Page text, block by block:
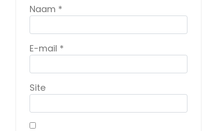
Naam *
E-mail *
Site